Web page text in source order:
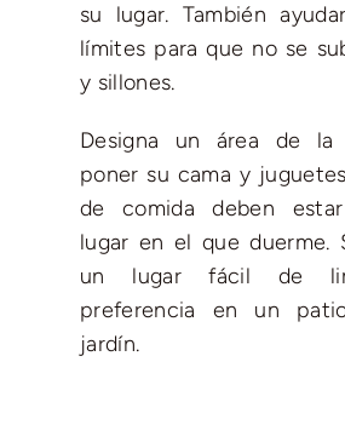
su lugar. También
límites para que no se
y sillones.
Designa un área de la
poner su cama y
de comida deben
lugar en el que duerme.
un lugar fácil de
preferencia en un
jardín.